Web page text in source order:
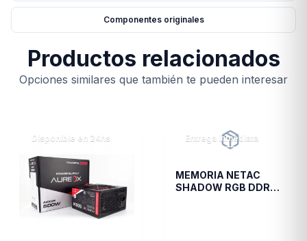
Componentes originales
Productos relacionados
Opciones similares que también te pueden interesar
Disponible en 24hs Entrega inmediata
MEMORIA NETAC
SHADOW RGB DDR4